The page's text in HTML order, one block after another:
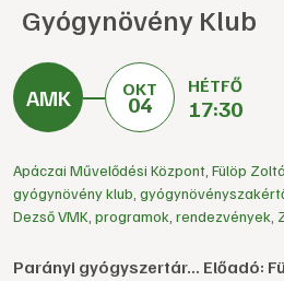
Gyógynövény Klub
OKT
04
HÉTFŐ
17:30
Apáczai Művelődési Központ Fülöp
gyógynövény klub
Dezső VMK programok rendezvények
Parányi gyógyszertár... Előadó: